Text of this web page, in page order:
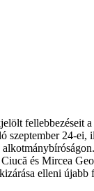
fellebbezéseit
24-
alkotmánybíróságon.
és Mircea
elleni újabb